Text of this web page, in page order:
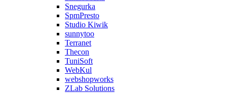
Snegurka
SpmPresto
Studio Kiwik
sunnytoo
Terranet
Thecon
TuniSoft
WebKul
webshopworks
ZLab Solutions